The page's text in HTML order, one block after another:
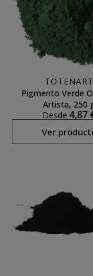
TOTENART
Pigmento Verde
Artista, 250
Desde 4,87
Ver